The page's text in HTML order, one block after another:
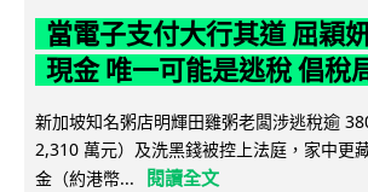
當電子支付大行其道 屈穎
現金 唯一可能是逃稅 倡稅
新加坡知名粥店明輝田雞粥老闆涉逃稅逾
2,310 萬元）及洗黑錢被控上法庭，家中更
金（約港幣...
閱讀全文